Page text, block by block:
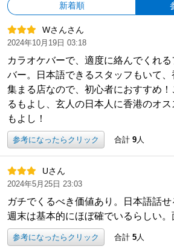
新着順
Wさんさん
2024年10月19日 03:18
カラオケバーで、適度に絡んでくれ
バー。日本語できるスタッフもいて
集まる店なので、初心者におすすめ
るもよし、玄人の日本人に香港のオス
もよし！
参考になったらクリック 合計 9人
Uさん
2024年5月25日 23:03
ガチでくるべき価値あり。日本語話せ
週末は基本的にほぼ確でいるらしい。
参考になったらクリック 合計 5人